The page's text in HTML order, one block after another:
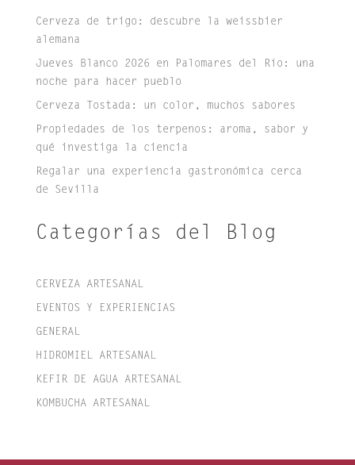
Cerveza de trigo: descubre la weissbier
alemana
Jueves Blanco 2026 en Palomares del Río: una
noche para hacer pueblo
Cerveza Tostada: un color, muchos sabores
Propiedades de los terpenos: aroma, sabor y
qué investiga la ciencia
Regalar una experiencia gastronómica cerca
de Sevilla
Categorías del Blog
CERVEZA ARTESANAL
EVENTOS Y EXPERIENCIAS
GENERAL
HIDROMIEL ARTESANAL
KEFIR DE AGUA ARTESANAL
KOMBUCHA ARTESANAL